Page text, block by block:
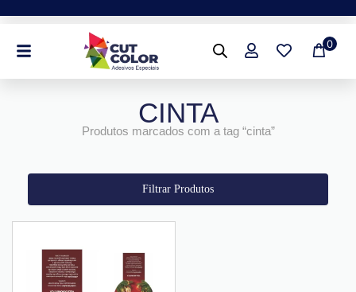
0
CINTA
Produtos marcados com a tag “cinta”
Filtrar Produtos